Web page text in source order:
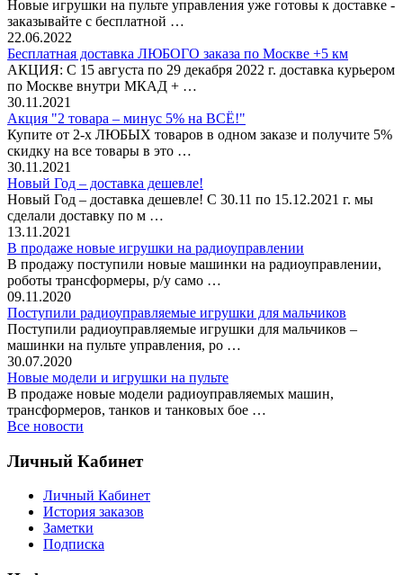
Новые игрушки на пульте управления уже готовы к доставке -
заказывайте с бесплатной …
22.06.2022
Бесплатная доставка ЛЮБОГО заказа по Москве +5 км
АКЦИЯ: С 15 августа по 29 декабря 2022 г. доставка курьером
по Москве внутри МКАД + …
30.11.2021
Акция "2 товара – минус 5% на ВСЁ!"
Купите от 2-х ЛЮБЫХ товаров в одном заказе и получите 5%
скидку на все товары в это …
30.11.2021
Новый Год – доставка дешевле!
Новый Год – доставка дешевле! С 30.11 по 15.12.2021 г. мы
сделали доставку по м …
13.11.2021
В продаже новые игрушки на радиоуправлении
В продажу поступили новые машинки на радиоуправлении,
роботы трансформеры, р/у само …
09.11.2020
Поступили радиоуправляемые игрушки для мальчиков
Поступили радиоуправляемые игрушки для мальчиков –
машинки на пульте управления, ро …
30.07.2020
Новые модели и игрушки на пульте
В продаже новые модели радиоуправляемых машин,
трансформеров, танков и танковых бое …
Все новости
Личный Кабинет
Личный Кабинет
История заказов
Заметки
Подписка